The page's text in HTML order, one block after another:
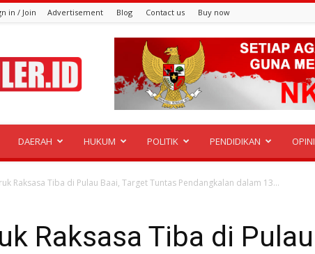
in / Join Advertisement Blog Contact us Buy now
DAERAH HUKUM POLITIK PENDIDIKAN OPINI
Raksasa Tiba di Pulau Baai, Target Tuntas Pendangkalan dalam 13...
Raksasa Tiba di Pulau